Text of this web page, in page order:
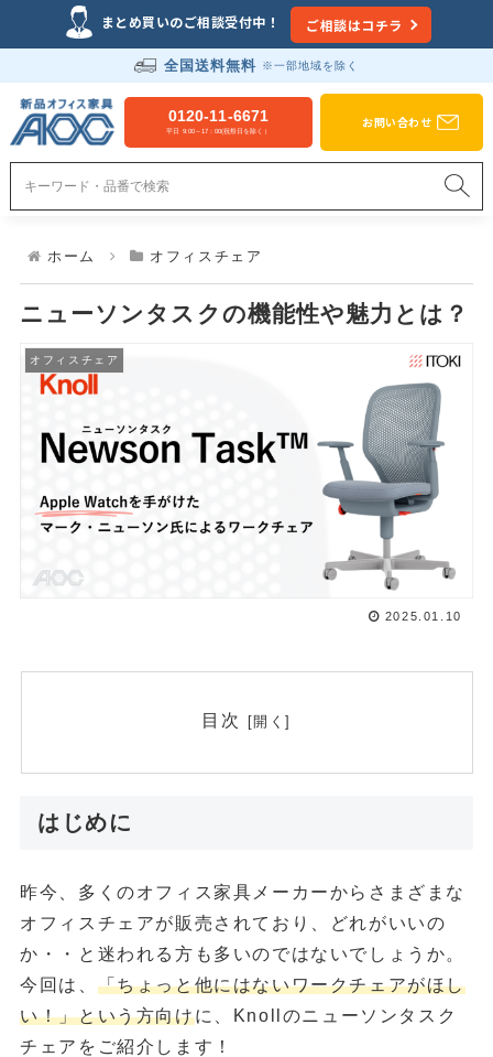
まとめ買いのご相談受付中！ ご相談はコチラ
全国送料無料 ※一部地域を除く
0120-11-6671
平日 9:00～17：00(祝祭日を除く）
お問い合わせ
Just another WordPress site
新品オフィス家具のAOC
ホーム オフィスチェア
ニューソンタスクの機能性や魅力とは？
オフィスチェア
2025.01.10
目次
はじめに
昨今、多くのオフィス家具メーカーからさまざまな
オフィスチェアが販売されており、どれがいいの
か・・と迷われる方も多いのではないでしょうか。
今回は、 「ちょっと他にはないワークチェアがほし
い！」という方向けに、Knollのニューソンタスク
チェアをご紹介します！